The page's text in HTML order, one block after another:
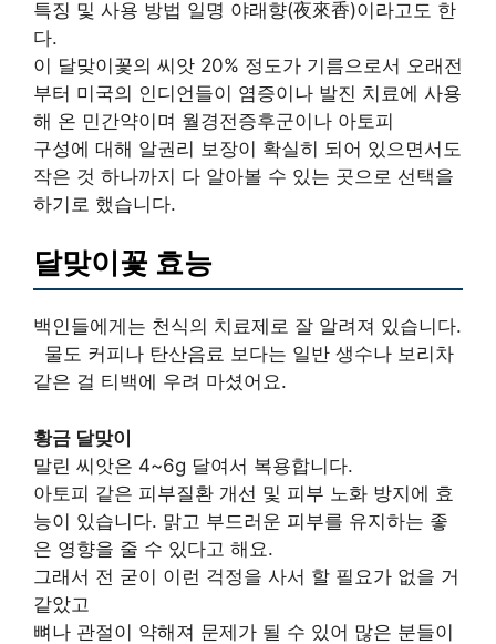
특징 및 사용 방법 일명 야래향(夜來香)이라고도 한
다.
이 달맞이꽃의 씨앗 20% 정도가 기름으로서 오래전
부터 미국의 인디언들이 염증이나 발진 치료에 사용
해 온 민간약이며 월경전증후군이나 아토피
구성에 대해 알권리 보장이 확실히 되어 있으면서도
작은 것 하나까지 다 알아볼 수 있는 곳으로 선택을
하기로 했습니다.
달맞이꽃 효능
백인들에게는 천식의 치료제로 잘 알려져 있습니다.
​ ​ 물도 커피나 탄산음료 보다는 일반 생수나 보리차
같은 걸 티백에 우려 마셨어요.
황금 달맞이
말린 씨앗은 4~6g 달여서 복용합니다.
아토피 같은 피부질환 개선 및 피부 노화 방지에 효
능이 있습니다. 맑고 부드러운 피부를 유지하는 좋
은 영향을 줄 수 있다고 해요.
그래서 전 굳이 이런 걱정을 사서 할 필요가 없을 거
같았고
뼈나 관절이 약해져 문제가 될 수 있어 많은 분들이